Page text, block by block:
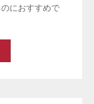
におすすめで